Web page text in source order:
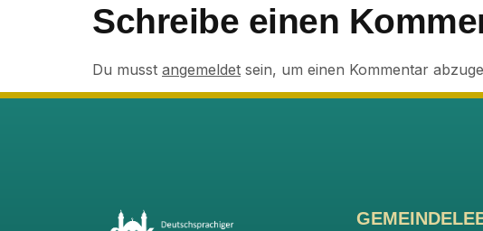
Schreibe einen
Du musst angemeldet sein, um einen Kommentar